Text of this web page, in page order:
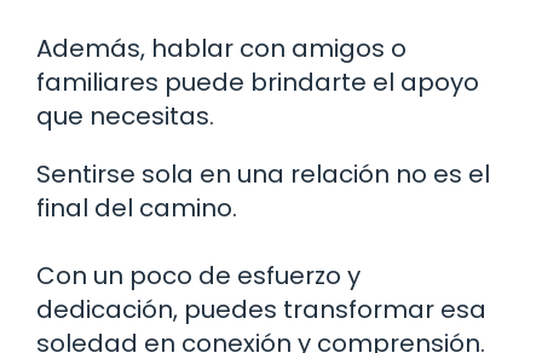
Además, hablar con amigos o
familiares puede brindarte el apoyo
que necesitas.
Sentirse sola en una relación no es el
final del camino.
Con un poco de esfuerzo y
dedicación, puedes transformar esa
soledad en conexión y comprensión.